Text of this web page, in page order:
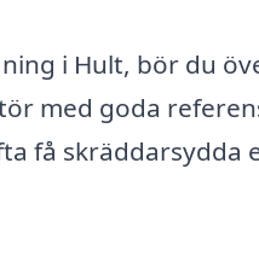
i Hult, bör du
med goda
få skräddarsydda